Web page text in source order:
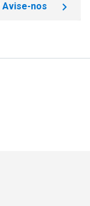
Avise-nos